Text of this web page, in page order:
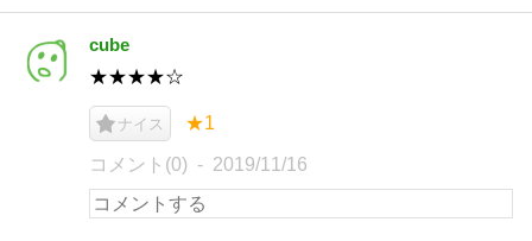
cube
★★★★☆
ナイス ★1
コメント(0) 2019/11/16